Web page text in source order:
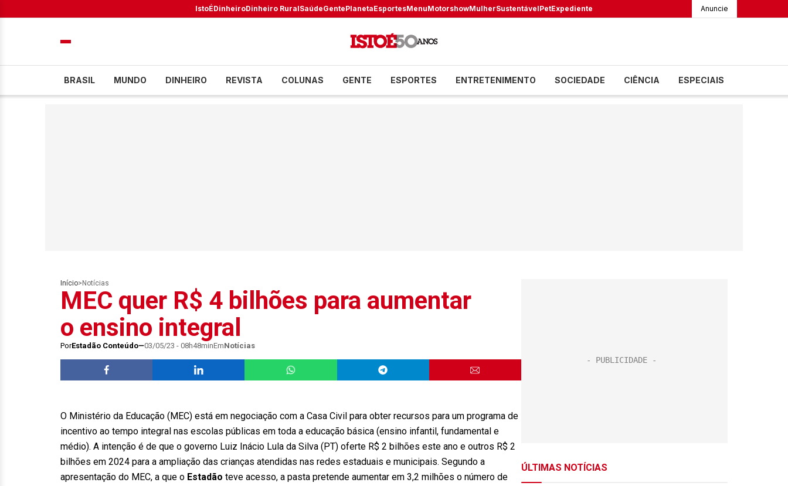
IstoÉDinheiroDinheiro RuralSaúdeGentePlanetaEsportesMenuMotorshowMulherSustentávelPetExpediente Anuncie
BRASIL MUNDO DINHEIRO REVISTA COLUNAS GENTE ESPORTES ENTRETENIMENTO SOCIEDADE CIÊNCIA ESPECIAIS
Início> Notícias
MEC quer R$ 4 bilhões para aumentar
o ensino integral
PorEstadão Conteúdo 03/05/23 - 08h48minEmNotícias
O Ministério da Educação (MEC) está em negociação com a Casa Civil para obter recursos para um programa de
incentivo ao tempo integral nas escolas públicas em toda a educação básica (ensino infantil, fundamental e
médio). A intenção é de que o governo Luiz Inácio Lula da Silva (PT) oferte R$ 2 bilhões este ano e outros R$ 2
bilhões em 2024 para a ampliação das crianças atendidas nas redes estaduais e municipais. Segundo a
apresentação do MEC, a que o Estadão teve acesso, a pasta pretende aumentar em 3,2 milhões o número de